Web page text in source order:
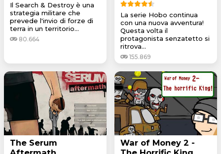
Il Search & Destroy è una
strategia militare che
prevede l'invio di forze di
terra in un territorio...
80.664
La serie Hobo continua
con una nuova avventura!
Questa volta il
protagonista senzatetto si
ritrova...
155.869
The Serum
War of Money 2 -